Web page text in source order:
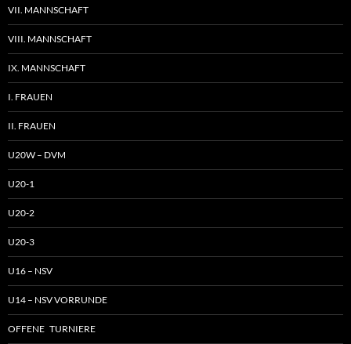
VII. MANNSCHAFT
VIII. MANNSCHAFT
IX. MANNSCHAFT
I. FRAUEN
II. FRAUEN
U20W – DVM
U20-1
U20-2
U20-3
U16 – NSV
U14 – NSV VORRUNDE
OFFENE TURNIERE